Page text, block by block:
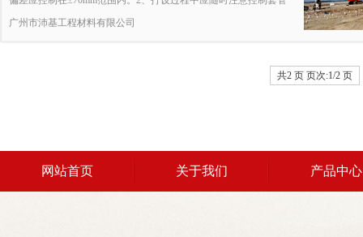
垂直度，其偏差应不大于±1.5% 。3、必须按设计要求严格控制塑料
变更打设标高。4、打设塑料排水板时严禁出现扭结断裂和撕破滤膜
广州市沛基工程材料有限公司
共2 页 页次:1/2 页
网站首页 关于我们 产品中心